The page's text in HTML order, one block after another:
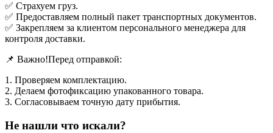
✅ Страхуем груз.
✅ Предоставляем полный пакет транспортных документов.
✅ Закрепляем за клиентом персонального менеджера для
контроля доставки.
📌 Важно!Перед отправкой:
1. Проверяем комплектацию.
2. Делаем фотофиксацию упакованного товара.
3. Согласовываем точную дату прибытия.
Не нашли что искали?